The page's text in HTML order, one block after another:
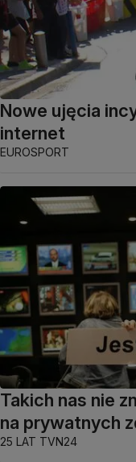
Nowe ujęcia
internet
EUROSPORT
Takich nas nie
na prywatnych
25 LAT TVN24